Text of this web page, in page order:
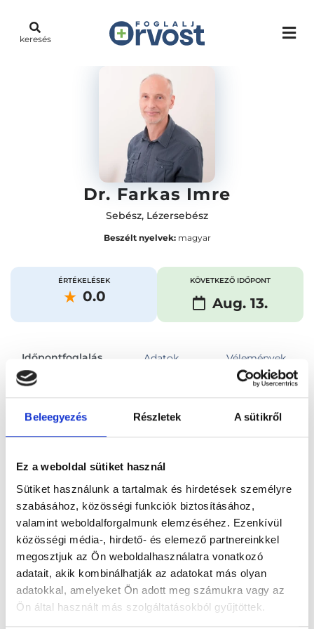
Beleegyezés Részletek A sütikről
Ez a weboldal sütiket használ
Sütiket használunk a tartalmak és hirdetések személyre
szabásához, közösségi funkciók biztosításához,
valamint weboldalforgalmunk elemzéséhez. Ezenkívül
közösségi média-, hirdető- és elemező partnereinkkel
megosztjuk az Ön weboldalhasználatra vonatkozó
adatait, akik kombinálhatják az adatokat más olyan
adatokkal, amelyeket Ön adott meg számukra vagy az
Ön által használt más szolgáltatásokból gyűjtöttek.
keresés
Dr. Farkas Imre
Sebész, Lézersebész
Beszélt nyelvek:magyar
ÉRTÉKELÉSEK
0.0
KÖVETKEZŐ IDŐPONT
Aug. 13.
Időpontfoglalás Adatok Vélemények
Főoldal Orvosok Sebész
Sebész, Székesfehérvár